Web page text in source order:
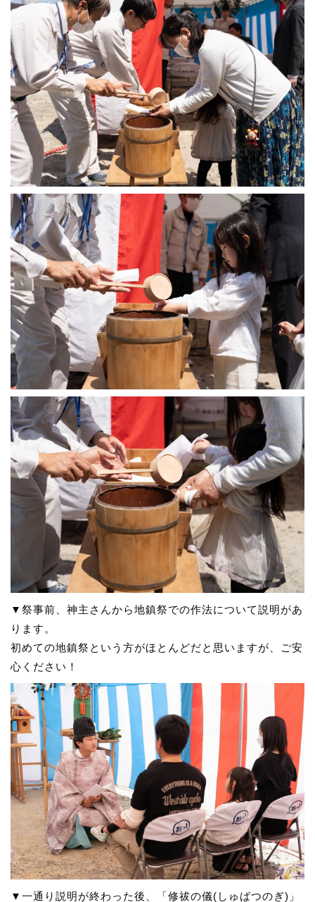
▼祭事前、神主さんから地鎮祭での作法について説明があ
ります。
初めての地鎮祭という方がほとんどだと思いますが、ご安
心ください！
▼一通り説明が終わった後、「修祓の儀(しゅばつのぎ)」